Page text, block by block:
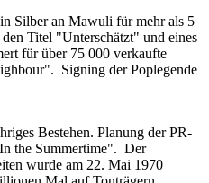
Silber an Mawuli für mehr als 5
Titel "Unterschätzt" und eines
für über 75 000 verkaufte
Signing der Poplegende
Bestehen. Planung der PR-
the Summertime". Der
wurde am 22. Mai 1970